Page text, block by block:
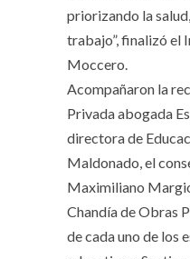
priorizando la
trabajo”, finalizó el
Moccero.
Acompañaron la
Privada abogada
directora de
Maldonado, el
Maximiliano
Chandía de Obras
de cada uno de los